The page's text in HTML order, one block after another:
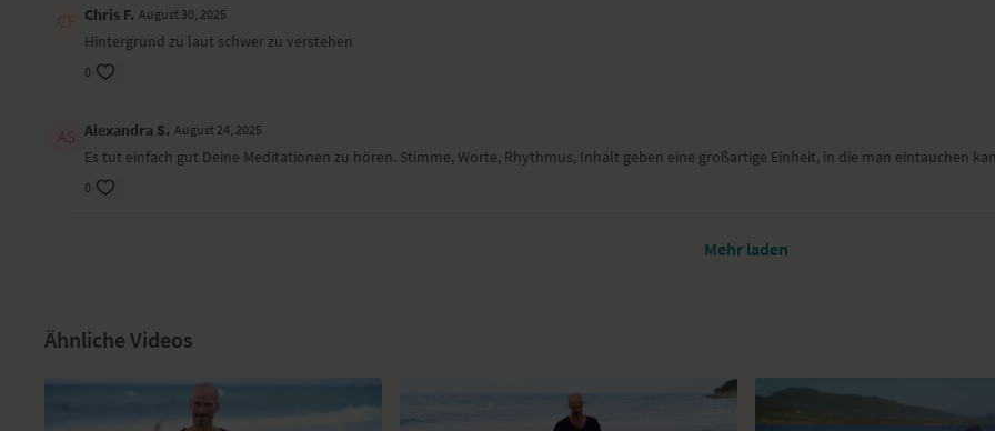
Chris F. August 30, 2025
Hintergrund zu laut schwer zu verstehen
0
Alexandra S. August 24, 2025
Es tut einfach gut Deine Meditationen zu hören. Stimme, Worte, Rhythmus, Inhalt geben eine großartige Einheit, in die man eintauchen
0
Mehr laden
Ähnliche Videos